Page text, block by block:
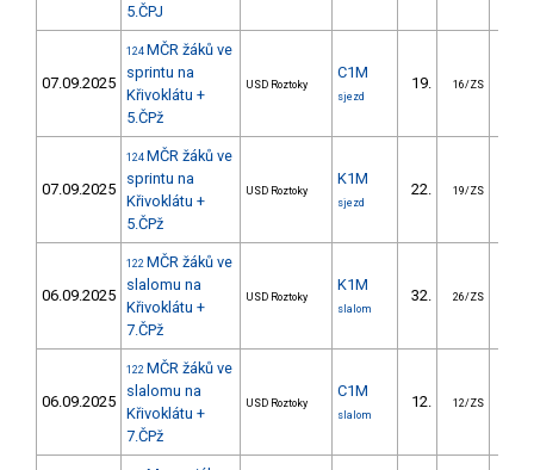
5.ČPJ
07.09.2025
124 MČR žáků ve
sprintu na
Křivoklátu +
5.ČPž
USD Roztoky
C1M
sjezd
19. 16/ZS
07.09.2025
124 MČR žáků ve
sprintu na
Křivoklátu +
5.ČPž
USD Roztoky
K1M
sjezd
22. 19/ZS
06.09.2025
122 MČR žáků ve
slalomu na
Křivoklátu +
7.ČPž
USD Roztoky
K1M
slalom
32. 26/ZS
06.09.2025
122 MČR žáků ve
slalomu na
Křivoklátu +
7.ČPž
USD Roztoky
C1M
slalom
12. 12/ZS